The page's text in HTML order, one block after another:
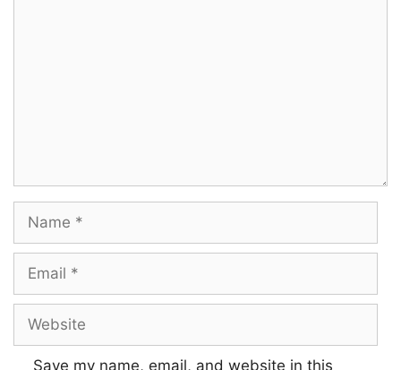
Save my name, email, and website in this